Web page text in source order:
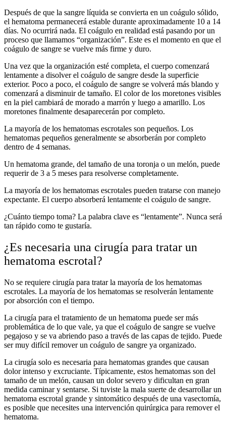
Después de que la sangre líquida se convierta en un coágulo sólido,
el hematoma permanecerá estable durante aproximadamente 10 a 14
días. No ocurrirá nada. El coágulo en realidad está pasando por un
proceso que llamamos “organización”. Este es el momento en que el
coágulo de sangre se vuelve más firme y duro.
Una vez que la organización esté completa, el cuerpo comenzará
lentamente a disolver el coágulo de sangre desde la superficie
exterior. Poco a poco, el coágulo de sangre se volverá más blando y
comenzará a disminuir de tamaño. El color de los moretones visibles
en la piel cambiará de morado a marrón y luego a amarillo. Los
moretones finalmente desaparecerán por completo.
La mayoría de los hematomas escrotales son pequeños. Los
hematomas pequeños generalmente se absorberán por completo
dentro de 4 semanas.
Un hematoma grande, del tamaño de una toronja o un melón, puede
requerir de 3 a 5 meses para resolverse completamente.
La mayoría de los hematomas escrotales pueden tratarse con manejo
expectante. El cuerpo absorberá lentamente el coágulo de sangre.
¿Cuánto tiempo toma? La palabra clave es “lentamente”. Nunca será
tan rápido como te gustaría.
¿Es necesaria una cirugía para tratar un
hematoma escrotal?
No se requiere cirugía para tratar la mayoría de los hematomas
escrotales. La mayoría de los hematomas se resolverán lentamente
por absorción con el tiempo.
La cirugía para el tratamiento de un hematoma puede ser más
problemática de lo que vale, ya que el coágulo de sangre se vuelve
pegajoso y se va abriendo paso a través de las capas de tejido. Puede
ser muy difícil remover un coágulo de sangre ya organizado.
La cirugía solo es necesaria para hematomas grandes que causan
dolor intenso y excruciante. Típicamente, estos hematomas son del
tamaño de un melón, causan un dolor severo y dificultan en gran
medida caminar y sentarse. Si tuviste la mala suerte de desarrollar un
hematoma escrotal grande y sintomático después de una vasectomía,
es posible que necesites una intervención quirúrgica para remover el
hematoma.